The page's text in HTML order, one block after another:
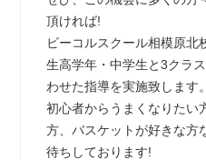
頂ければ!
ビーコルスクール相模原北
生高学年・中学生と3クラ
わせた指導を実施致します。
初心者からうまくなりたい
方、バスケットが好きな方
待ちしております!